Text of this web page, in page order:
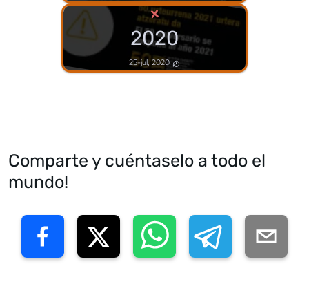
×
2020
25-jul, 2020
Comparte y cuéntaselo a todo el
mundo!